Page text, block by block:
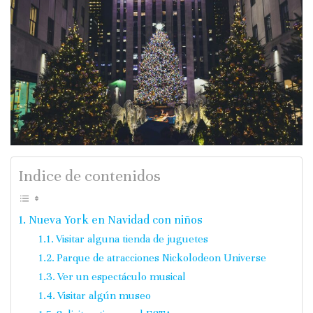
Indice de contenidos
Nueva York en Navidad con niños
Visitar alguna tienda de juguetes
Parque de atracciones Nickolodeon Universe
Ver un espectáculo musical
Visitar algún museo